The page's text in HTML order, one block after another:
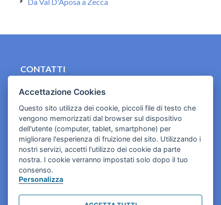
CONTATTI
Cookies e informativa privacy
Accettazione Cookies
Questo sito utilizza dei cookie, piccoli file di testo che
vengono memorizzati dal browser sul dispositivo
dell'utente (computer, tablet, smartphone) per
migliorare l'esperienza di fruizione del sito. Utilizzando i
nostri servizi, accetti l'utilizzo dei cookie da parte
nostra. I cookie verranno impostati solo dopo il tuo
consenso.
Personalizza